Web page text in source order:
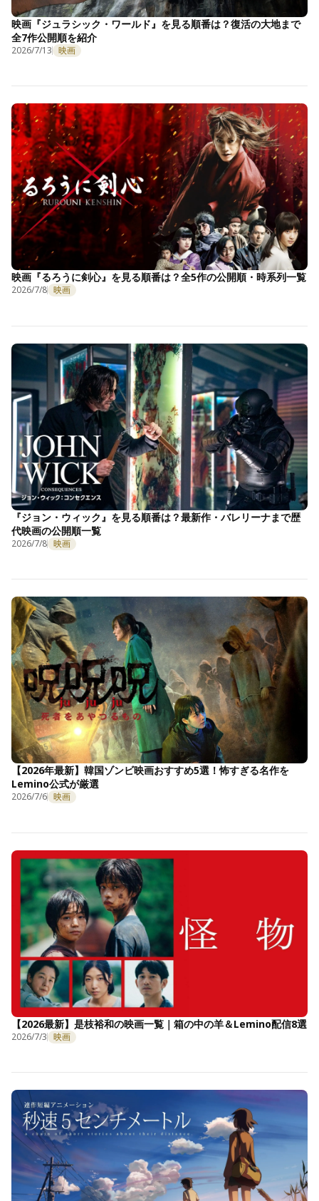
映画『ジュラシック・ワールド』を見る順番は？復活の大地まで
全7作公開順を紹介
2026/7/13 映画
映画『るろうに剣心』を見る順番は？全5作の公開順・時系列一覧
2026/7/8 映画
『ジョン・ウィック』を見る順番は？最新作・バレリーナまで歴
代映画の公開順一覧
2026/7/8 映画
【2026年最新】韓国ゾンビ映画おすすめ5選！怖すぎる名作を
Lemino公式が厳選
2026/7/6 映画
【2026最新】是枝裕和の映画一覧｜箱の中の羊＆Lemino配信8選
2026/7/3 映画